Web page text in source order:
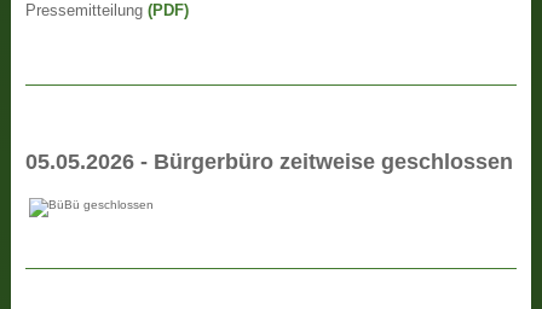
Pressemitteilung(PDF)
05.05.2026 - Bürgerbüro zeitweise geschlossen